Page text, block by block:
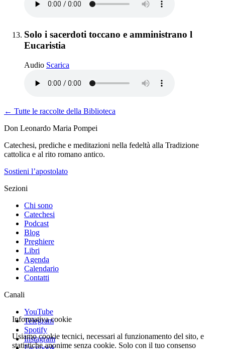
Elemento 13:
Solo i sacerdoti toccano e amministrano l
Eucaristia
Audio Scarica
← Tutte le raccolte della Biblioteca
Don Leonardo Maria Pompei
Catechesi, prediche e meditazioni nella fedeltà alla Tradizione
cattolica e al rito romano antico.
Sostieni l’apostolato
Sezioni
Chi sono
Catechesi
Podcast
Blog
Preghiere
Libri
Agenda
Calendario
Contatti
Canali
YouTube
Telegram
Spotify
Instagram
Informativa cookie
Usiamo cookie tecnici, necessari al funzionamento del sito, e
statistiche anonime senza cookie. Solo con il tuo consenso